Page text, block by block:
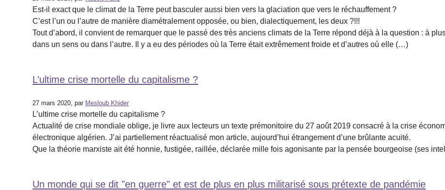
Est-il exact que le climat de la Terre peut basculer aussi bien vers la glaciation que vers le réchauffement ?
C’est l’un ou l’autre de manière diamétralement opposée, ou bien, dialectiquement, les deux ?!!!
Tout d’abord, il convient de remarquer que le passé des très anciens climats de la Terre répond déjà à la question : à
dans un sens ou dans l’autre. Il y a eu des périodes où la Terre était extrêmement froide et d’autres où elle (…)
L’ultime crise mortelle du capitalisme ?
27 mars 2020, par Mesloub Khider
L’ultime crise mortelle du capitalisme ?
Actualité de crise mondiale oblige, je livre aux lecteurs un texte prémonitoire du 27 août 2019 consacré à la crise
électronique algérien. J’ai partiellement réactualisé mon article, aujourd’hui étrangement d’une brûlante acuité.
Que la théorie marxiste ait été honnie, fustigée, raillée, déclarée mille fois agonisante par la pensée bourgeoise (ses
Un monde qui se dit "en guerre" et est de plus en plus militarisé sous prétexte de pandémie